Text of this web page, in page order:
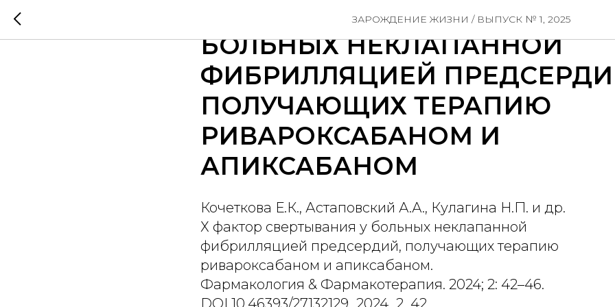
ЗАРОЖДЕНИЕ ЖИЗНИ / ВЫПУСК № 1, 2025
Х ФАКТОР СВЕРТЫВАНИЯ У
БОЛЬНЫХ НЕКЛАПАННОЙ
ФИБРИЛЛЯЦИЕЙ
ПОЛУЧАЮЩИХ ТЕРАПИЮ
РИВАРОКСАБАНОМ И
АПИКСАБАНОМ
Кочеткова Е.К., Астаповский А.А., Кулагина Н.П. и др.
Х фактор свертывания у больных неклапанной
фибрилляцией предсердий, получающих терапию
ривароксабаном и апиксабаном.
Фармакология & Фармакотерапия. 2024; 2: 42–46.
DOI 10.46393/27132129_2024_2_42